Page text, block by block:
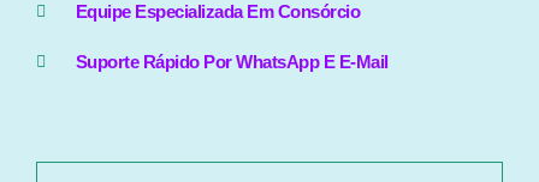
Equipe Especializada Em Consórcio
Suporte Rápido Por WhatsApp E E-Mail